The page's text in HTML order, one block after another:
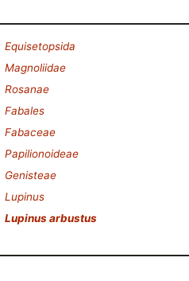
Equisetopsida
Magnoliidae
Rosanae
Fabales
Fabaceae
Papilionoideae
Genisteae
Lupinus
Lupinus arbustus